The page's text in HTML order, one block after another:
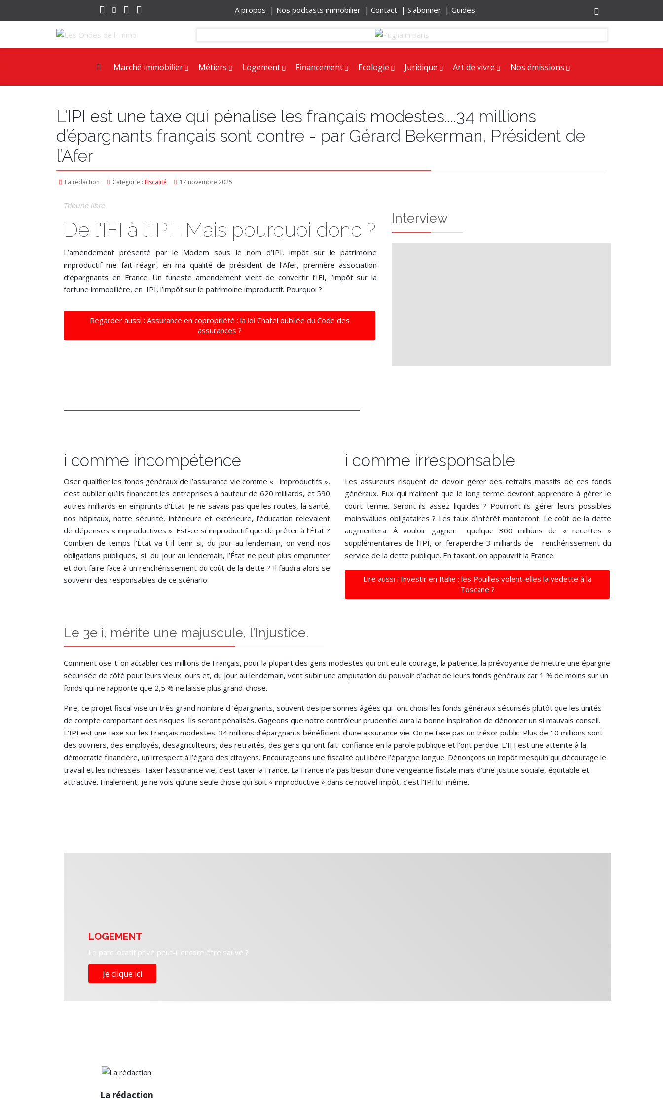
A propos | Nos podcasts immobilier | Contact | S'abonner | Guides
Marché immobilier Métiers Logement Financement Ecologie Juridique Art de vivre Nos émissions
L'IPI est une taxe qui pénalise les français modestes....34 millions
d’épargnants français sont contre - par Gérard Bekerman, Président de
l’Afer
La rédaction Catégorie : Fiscalité 17 novembre 2025
Tribune libre
De l'IFI à l'IPI : Mais pourquoi donc ?
L’amendement présenté par le Modem sous le nom d’IPI, impôt sur le patrimoine
improductif me fait réagir, en ma qualité de président de l’Afer, première association
d’épargnants en France. Un funeste amendement vient de convertir l’IFI, l’impôt sur la
fortune immobilière, en IPI, l’impôt sur le patrimoine improductif. Pourquoi ?
Regarder aussi : Assurance en copropriété : la loi Chatel oubliée du Code des
assurances ?
Interview
i comme incompétence
Oser qualifier les fonds généraux de l’assurance vie comme « improductifs »,
c’est oublier qu’ils financent les entreprises à hauteur de 620 milliards, et 590
autres milliards en emprunts d’État. Je ne savais pas que les routes, la santé,
nos hôpitaux, notre sécurité, intérieure et extérieure, l’éducation relevaient
de dépenses « improductives ». Est-ce si improductif que de prêter à l’État ?
Combien de temps l’État va-t-il tenir si, du jour au lendemain, on vend nos
obligations publiques, si, du jour au lendemain, l’État ne peut plus emprunter
et doit faire face à un renchérissement du coût de la dette ? Il faudra alors se
souvenir des responsables de ce scénario.
i comme irresponsable
Les assureurs risquent de devoir gérer des retraits massifs de ces fonds
généraux. Eux qui n’aiment que le long terme devront apprendre à gérer le
court terme. Seront-ils assez liquides ? Pourront-ils gérer leurs possibles
moinsvalues obligataires ? Les taux d’intérêt monteront. Le coût de la dette
augmentera. À vouloir gagner quelque 300 millions de « recettes »
supplémentaires de l’IPI, on feraperdre 3 milliards de renchérissement du
service de la dette publique. En taxant, on appauvrit la France.
Lire aussi : Investir en Italie : les Pouilles volent-elles la vedette à la
Toscane ?
Le 3e i, mérite une majuscule, l’Injustice.
Comment ose-t-on accabler ces millions de Français, pour la plupart des gens modestes qui ont eu le courage, la patience, la prévoyance de mettre une épargne
sécurisée de côté pour leurs vieux jours et, du jour au lendemain, vont subir une amputation du pouvoir d’achat de leurs fonds généraux car 1 % de moins sur un
fonds qui ne rapporte que 2,5 % ne laisse plus grand-chose.
Pire, ce projet fiscal vise un très grand nombre d ’épargnants, souvent des personnes âgées qui ont choisi les fonds généraux sécurisés plutôt que les unités
de compte comportant des risques. Ils seront pénalisés. Gageons que notre contrôleur prudentiel aura la bonne inspiration de dénoncer un si mauvais conseil.
L’IPI est une taxe sur les Français modestes. 34 millions d’épargnants bénéficient d’une assurance vie. On ne taxe pas un trésor public. Plus de 10 millions sont
des ouvriers, des employés, desagriculteurs, des retraités, des gens qui ont fait confiance en la parole publique et l’ont perdue. L’IFI est une atteinte à la
démocratie financière, un irrespect à l’égard des citoyens. Encourageons une fiscalité qui libère l’épargne longue. Dénonçons un impôt mesquin qui décourage le
travail et les richesses. Taxer l’assurance vie, c’est taxer la France. La France n’a pas besoin d’une vengeance fiscale mais d’une justice sociale, équitable et
attractive. Finalement, je ne vois qu’une seule chose qui soit « improductive » dans ce nouvel impôt, c’est l’IPI lui-même.
LOGEMENT
Le parc locatif privé peut-il encore être sauvé ?
Je clique ici
La rédaction
La rédaction